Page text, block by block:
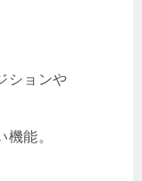
ションや
能。